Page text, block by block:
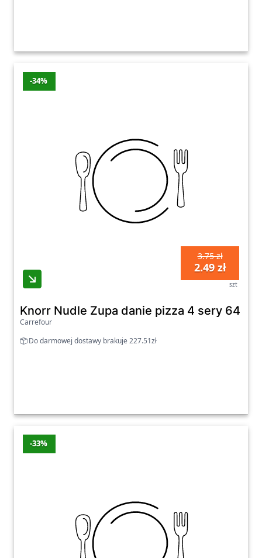
-34%
3.75 zł
2.49 zł
szt
Knorr Nudle Zupa danie pizza 4 sery 64 g
Carrefour
Do darmowej dostawy brakuje 227.51zł
-33%